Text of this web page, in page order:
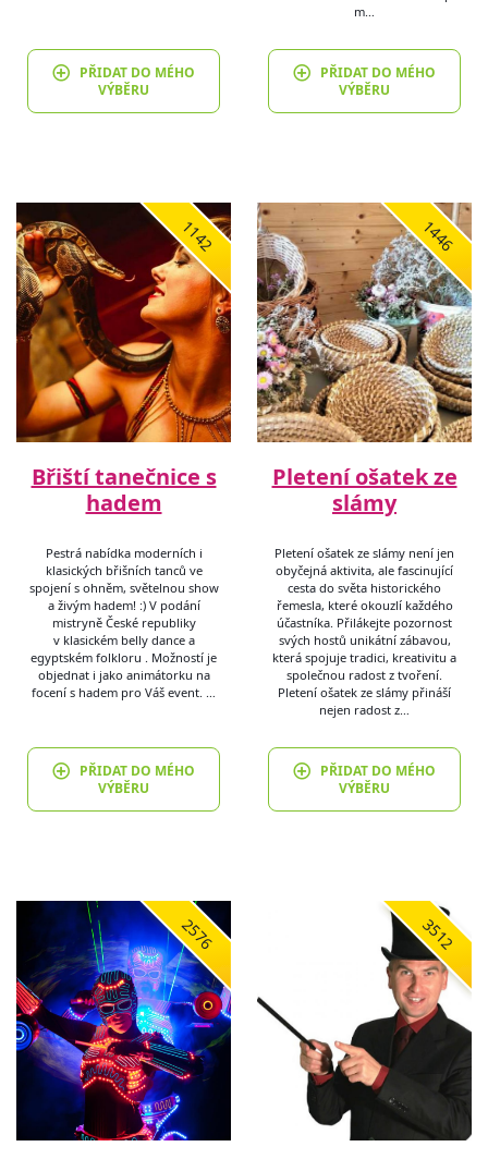
PŘIDAT DO MÉHO
VÝBĚRU
m…
PŘIDAT DO MÉHO
VÝBĚRU
1142
Břiští tanečnice s
hadem
Pestrá nabídka moderních i
klasických břišních tanců ve
spojení s ohněm, světelnou show
a živým hadem! :) V podání
mistryně České republiky
v klasickém belly dance a
egyptském folkloru . Možností je
objednat i jako animátorku na
focení s hadem pro Váš event. …
PŘIDAT DO MÉHO
VÝBĚRU
1446
Pletení ošatek ze
slámy
Pletení ošatek ze slámy není jen
obyčejná aktivita, ale fascinující
cesta do světa historického
řemesla, které okouzlí každého
účastníka. Přilákejte pozornost
svých hostů unikátní zábavou,
která spojuje tradici, kreativitu a
společnou radost z tvoření.
Pletení ošatek ze slámy přináší
nejen radost z…
PŘIDAT DO MÉHO
VÝBĚRU
2576 3512